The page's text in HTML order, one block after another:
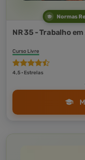
Normas
NR 35 - Trabalho
Curso Livre
4,5 · Estrelas